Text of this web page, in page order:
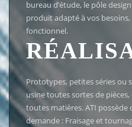
bureau d’étude, le pôle
produit adapté à vos
fonctionnel.
Prototypes, petites séries ou
usine toutes sortes de
toutes matières. ATI
demande : Fraisage et